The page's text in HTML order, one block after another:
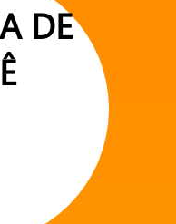
DE